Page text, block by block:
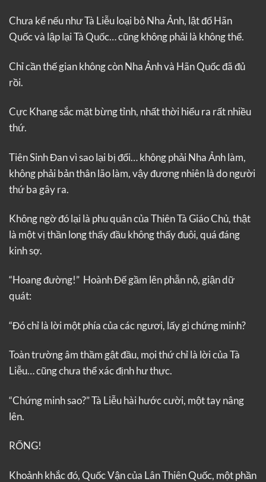
Chưa kể nếu như Tà Liễu loại bỏ Nha Ảnh, lật đổ Hãn
Quốc và lập lại Tà Quốc… cũng không phải là không thể.
Chỉ cần thế gian không còn Nha Ảnh và Hãn Quốc đã đủ
rồi.
Cực Khang sắc mặt bừng tỉnh, nhất thời hiểu ra rất nhiều
thứ.
Tiên Sinh Đan vì sao lại bị đổi… không phải Nha Ảnh làm,
không phải bản thân lão làm, vậy đương nhiên là do người
thứ ba gây ra.
Không ngờ đó lại là phu quân của Thiên Tà Giáo Chủ, thật
là một vị thần long thấy đầu không thấy đuôi, quá đáng
kinh sợ.
“Hoang đường!” Hoành Đế gầm lên phẫn nộ, giận dữ
quát:
“Đó chỉ là lời một phía của các ngươi, lấy gì chứng minh?
Toàn trường âm thầm gật đầu, mọi thứ chỉ là lời của Tà
Liễu… cũng chưa thể xác định hư thực.
“Chứng minh sao?” Tà Liễu hài hước cười, một tay nâng
lên.
RỐNG!
Khoảnh khắc đó, Quốc Vận của Lân Thiên Quốc, một phần